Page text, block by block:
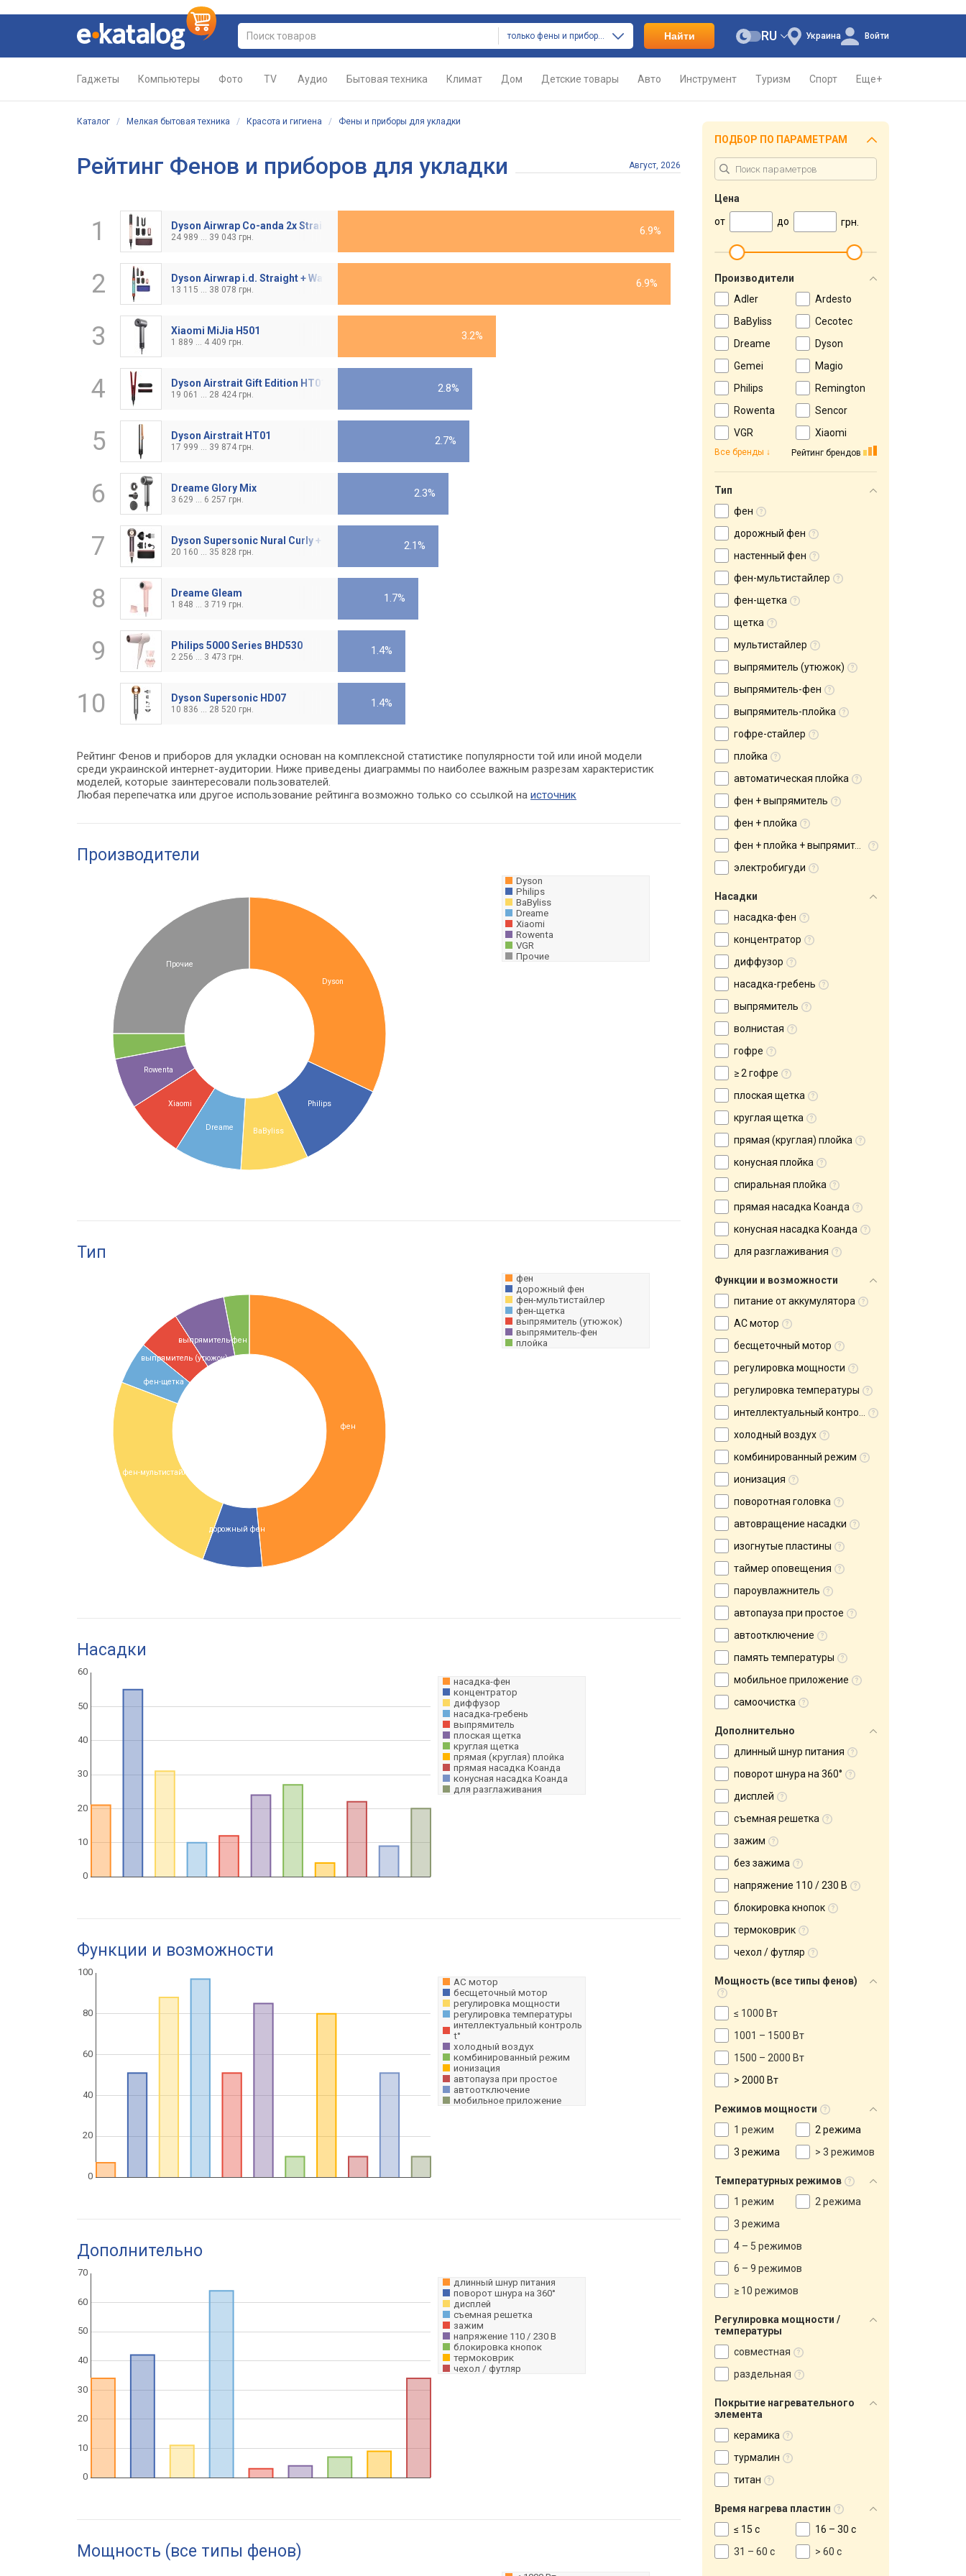
только фены и приборы для укладки Найти Украина
RU Войти
Гаджеты Компьютеры Фото TV Аудио Бытовая техника Климат Дом Детские товары Авто Инструмент Туризм Спорт Еще+
Каталог / Мелкая бытовая техника / Красота и гигиена / Фены и приборы для укладки
Рейтинг Фенов и приборов для укладки Август, 2026
1 Dyson Airwrap Co-anda 2x Straight + Wavy HS09
24 989 ... 39 043 грн. 6.9%
2 Dyson Airwrap i.d. Straight + Wavy HS08
13 115 ... 38 078 грн. 6.9%
3 Xiaomi MiJia H501
1 889 ... 4 409 грн. 3.2%
4 Dyson Airstrait Gift Edition HT01
19 061 ... 28 424 грн. 2.8%
5 Dyson Airstrait HT01
17 999 ... 39 874 грн. 2.7%
6 Dreame Glory Mix
3 629 ... 6 257 грн. 2.3%
7 Dyson Supersonic Nural Curly + Coily Gift Edition HD16
20 160 ... 35 828 грн. 2.1%
8 Dreame Gleam
1 848 ... 3 719 грн. 1.7%
9 Philips 5000 Series BHD530
2 256 ... 3 473 грн. 1.4%
10 Dyson Supersonic HD07
10 836 ... 28 520 грн. 1.4%
Рейтинг Фенов и приборов для укладки основан на комплексной статистике популярности той или иной модели
среди украинской интернет-аудитории. Ниже приведены диаграммы по наиболее важным разрезам характеристик
моделей, которые заинтересовали пользователей.
Любая перепечатка или другое использование рейтинга возможно только со ссылкой на источник
Производители
Dyson
Philips
BaByliss
Dreame
Xiaomi
Rowenta
VGR
Прочие
Dyson
Philips
BaByliss
Dreame
Xiaomi
Rowenta
Прочие
Тип
фен
дорожный фен
фен-мультистайлер
фен-щетка
выпрямитель (утюжок)
выпрямитель-фен
плойка
фен
дорожный фен
фен-мультистайлер
фен-щетка
выпрямитель (утюжок)
выпрямитель-фен
Насадки
насадка-фен
концентратор
диффузор
насадка-гребень
выпрямитель
плоская щетка
круглая щетка
прямая (круглая) плойка
прямая насадка Коанда
конусная насадка Коанда
для разглаживания
Функции и возможности
AC мотор
бесщеточный мотор
регулировка мощности
регулировка температуры
интеллектуальный контроль
t°
холодный воздух
комбинированный режим
ионизация
автопауза при простое
автоотключение
мобильное приложение
Дополнительно
длинный шнур питания
поворот шнура на 360°
дисплей
съемная решетка
зажим
напряжение 110 / 230 В
блокировка кнопок
термоковрик
чехол / футляр
Мощность (все типы фенов)
ПОДБОР ПО ПАРАМЕТРАМ
Цена
от
до грн.
Производители
Adler
Ardesto
BaByliss
Cecotec
Dreame
Dyson
Gemei
Magio
Philips
Remington
Rowenta
Sencor
VGR
Xiaomi
Рейтинг брендов
Все бренды
Тип
фен
дорожный фен
настенный фен
фен-мультистайлер
фен-щетка
щетка
мультистайлер
выпрямитель (утюжок)
выпрямитель-фен
выпрямитель-плойка
гофре-стайлер
плойка
автоматическая плойка
фен + выпрямитель
фен + плойка
фен + плойка + выпрямитель
электробигуди
Насадки
насадка-фен
концентратор
диффузор
насадка-гребень
выпрямитель
волнистая
гофре
≥ 2 гофре
плоская щетка
круглая щетка
прямая (круглая) плойка
конусная плойка
спиральная плойка
прямая насадка Коанда
конусная насадка Коанда
для разглаживания
Функции и возможности
питание от аккумулятора
AC мотор
бесщеточный мотор
регулировка мощности
регулировка температуры
интеллектуальный контроль t°
холодный воздух
комбинированный режим
ионизация
поворотная головка
автовращение насадки
изогнутые пластины
таймер оповещения
пароувлажнитель
автопауза при простое
автоотключение
память температуры
мобильное приложение
самоочистка
Дополнительно
длинный шнур питания
поворот шнура на 360°
дисплей
съемная решетка
зажим
без зажима
напряжение 110 / 230 В
блокировка кнопок
термоковрик
чехол / футляр
Мощность (все типы фенов)
≤ 1000 Вт
1001 – 1500 Вт
1500 – 2000 Вт
> 2000 Вт
Режимов мощности
1 режим
2 режима
3 режима
> 3 режимов
Температурных режимов
1 режим
2 режима
3 режима
4 – 5 режимов
6 – 9 режимов
≥ 10 режимов
Регулировка мощности /
температуры
совместная
раздельная
Покрытие нагревательного
элемента
керамика
турмалин
титан
Время нагрева пластин
≤ 15 с
16 – 30 с
31 – 60 с
> 60 с